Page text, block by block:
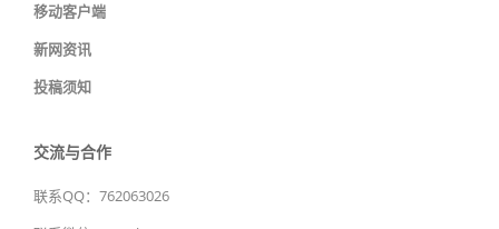
移动客户端
新网资讯
投稿须知
交流与合作
联系QQ：762063026